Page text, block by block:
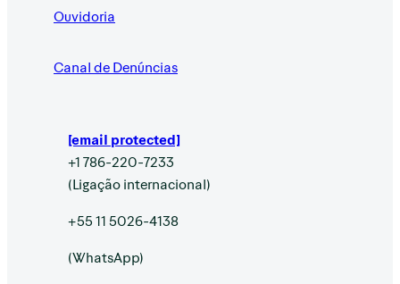
Ouvidoria
Canal de Denúncias
[email protected]
+1 786-220-7233
(Ligação internacional)
+55 11 5026-4138
(WhatsApp)